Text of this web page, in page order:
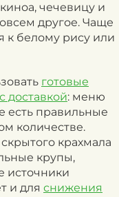
чечевицу и
другое. Чаще
к белому рису или
готовые
доставкой: меню
есть правильные
количестве.
крахмала
крупы,
источники
и для снижения